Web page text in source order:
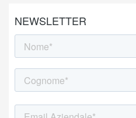
NEWSLETTER